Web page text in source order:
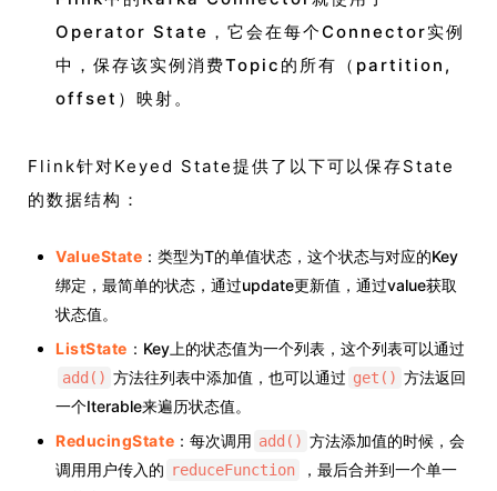
Operator State，它会在每个Connector实例
中，保存该实例消费Topic的所有（partition,
offset）映射。
Flink针对Keyed State提供了以下可以保存State
的数据结构：
ValueState ：类型为T的单值状态，这个状态与对应的Key
绑定，最简单的状态，通过update更新值，通过value获取
状态值。
ListState ：Key上的状态值为一个列表，这个列表可以通过
add() 方法往列表中添加值，也可以通过 get() 方法返回
一个Iterable来遍历状态值。
ReducingState ：每次调用 add() 方法添加值的时候，会
调用用户传入的 reduceFunction
，最后合并到一个单一